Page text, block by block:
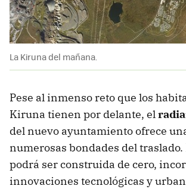
La Kiruna del mañana.
Pese al inmenso reto que los
Kiruna tienen por delante, el
del nuevo ayuntamiento ofrece
numerosas bondades del
podrá ser construida de cero,
innovaciones tecnológicas y